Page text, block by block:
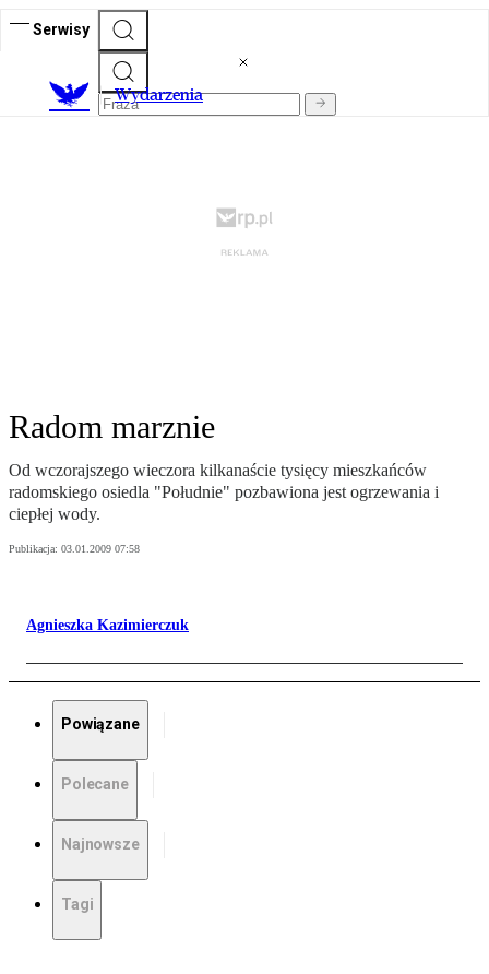
Serwisy
Wydarzenia
Radom marznie
Od wczorajszego wieczora kilkanaście tysięcy mieszkańców
radomskiego osiedla "Południe" pozbawiona jest ogrzewania i
ciepłej wody.
Publikacja: 03.01.2009 07:58
Agnieszka Kazimierczuk
Powiązane
Polecane
Najnowsze
Tagi